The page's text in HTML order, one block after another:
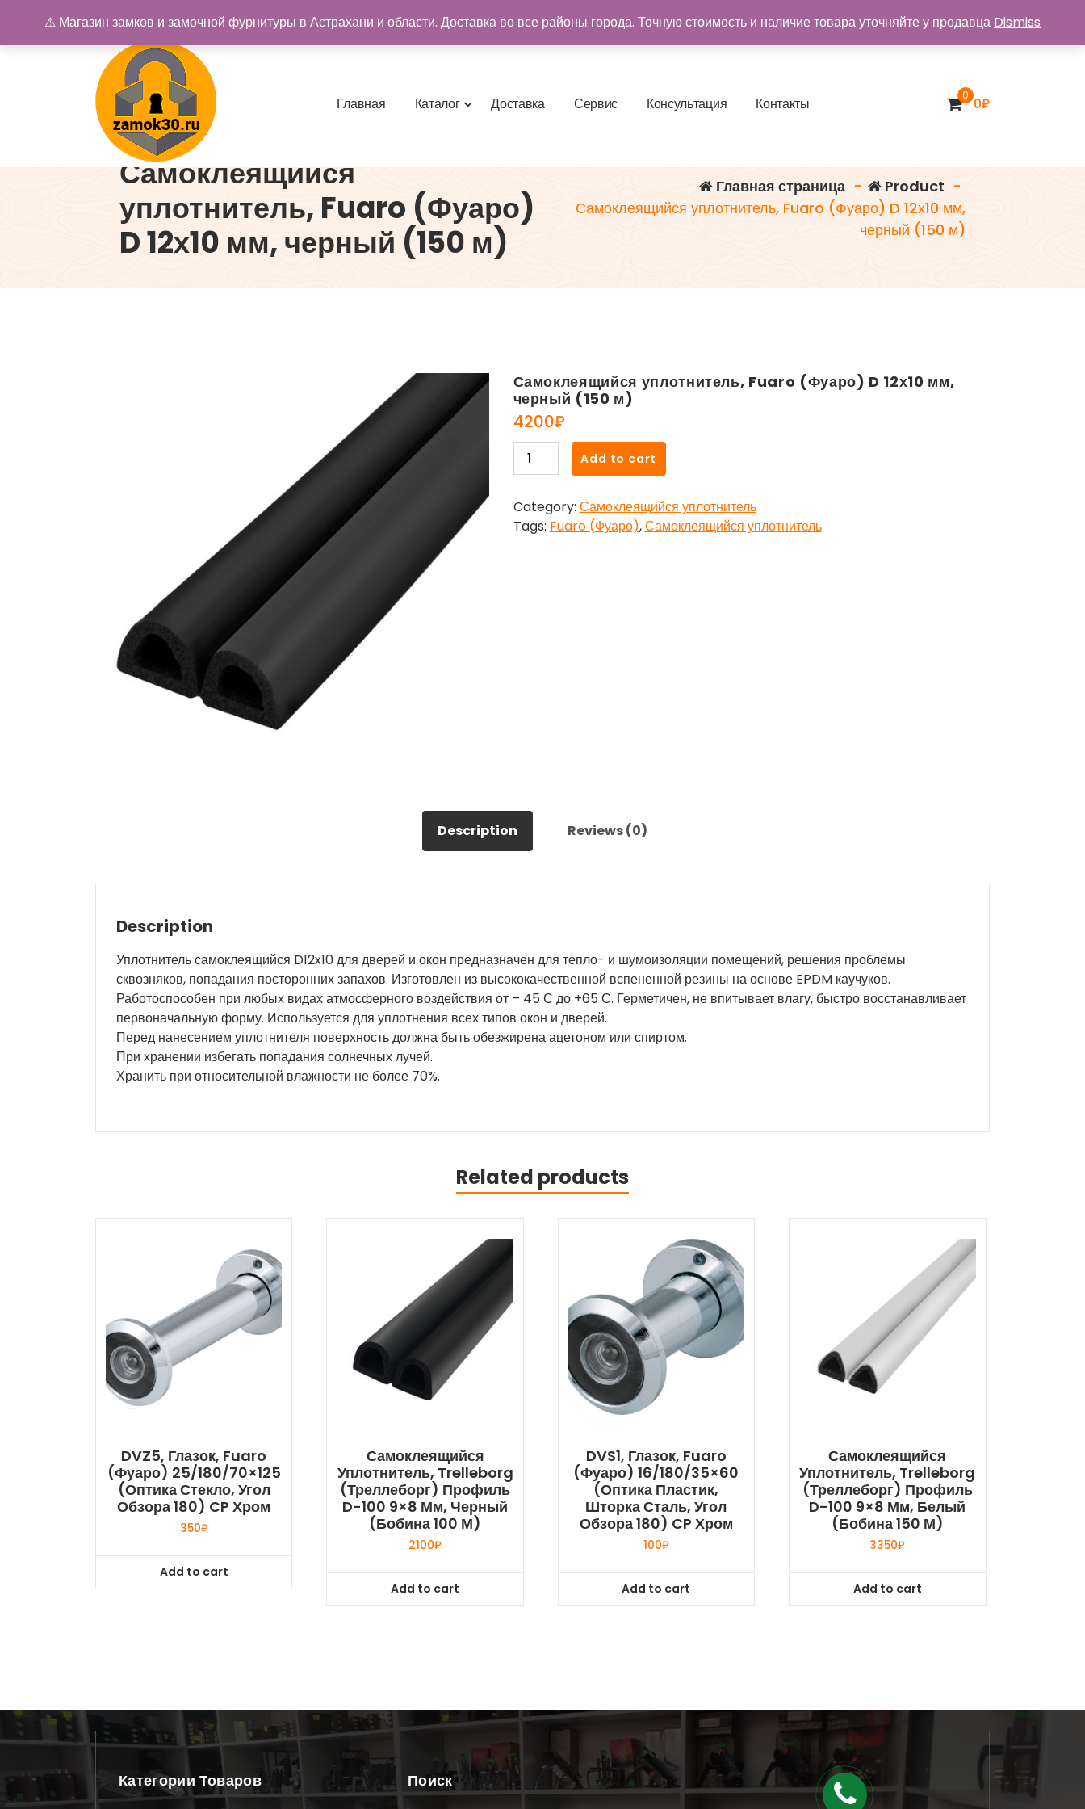
содержимому
Купить замок в Астрахани. Замки и дверная фурнитура
Главная Каталог Доставка Сервис Консультация Контакты 0 0₽
Самоклеящийся
уплотнитель, Fuaro (Фуаро)
D 12х10 мм, черный (150 м)
Главная страница - Product -
Самоклеящийся уплотнитель, Fuaro (Фуаро) D 12х10 мм,
черный (150 м)
Самоклеящийся уплотнитель, Fuaro (Фуаро) D 12х10 мм,
черный (150 м)
4200₽
Самоклеящийся
уплотнитель,
(Фуаро)
D
Add to cart
Category: Самоклеящийся уплотнитель
Tags: Fuaro (Фуаро),Самоклеящийся уплотнитель
Description Reviews (0)
Description
Уплотнитель самоклеящийся D12x10 для дверей и окон предназначен для тепло- и шумоизоляции помещений, решения проблемы
сквозняков, попадания посторонних запахов. Изготовлен из высококачественной вспененной резины на основе EPDM каучуков.
Работоспособен при любых видах атмосферного воздействия от – 45 С до +65 С. Герметичен, не впитывает влагу, быстро восстанавливает
первоначальную форму. Используется для уплотнения всех типов окон и дверей.
Перед нанесением уплотнителя поверхность должна быть обезжирена ацетоном или спиртом.
При хранении избегать попадания солнечных лучей.
Хранить при относительной влажности не более 70%.
Related products
DVZ5, Глазок, Fuaro
(Фуаро) 25/180/70×125
(оптика Стекло, Угол
Обзора 180) CP Хром
350₽
Add to cart
Самоклеящийся
Уплотнитель, Trelleborg
(Треллеборг) Профиль
D-100 9×8 Мм, Черный
(бобина 100 М)
2100₽
Add to cart
DVS1, Глазок, Fuaro
(Фуаро) 16/180/35×60
(оптика Пластик,
Шторка Сталь, Угол
Обзора 180) CP Хром
100₽
Add to cart
Самоклеящийся
Уплотнитель, Trelleborg
(Треллеборг) Профиль
D-100 9×8 Мм, Белый
(бобина 150 М)
3350₽
Add to cart
Категории Товаров Поиск
⚠ Магазин замков и замочной фурнитуры в Астрахани и области. Доставка во все районы города. Точную стоимость и наличие товара уточняйте у продавца Dismiss